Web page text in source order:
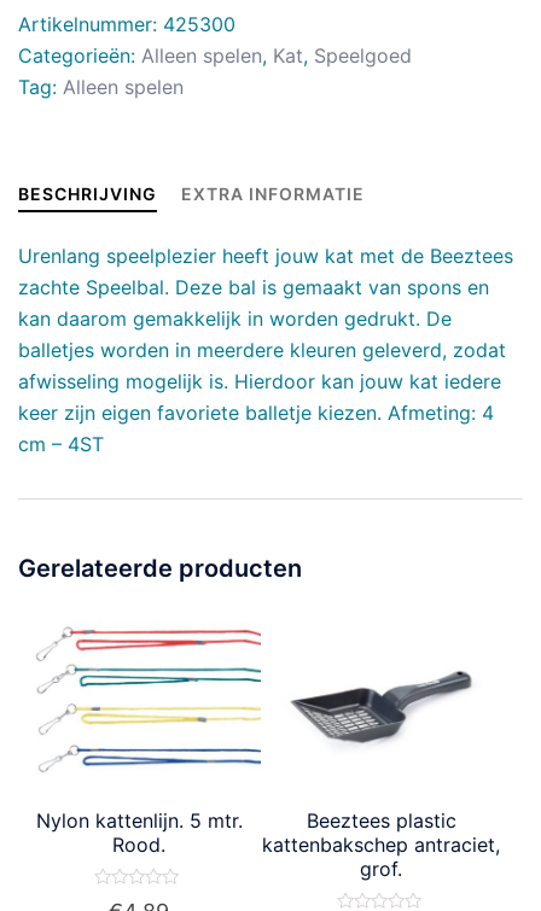
Artikelnummer: 425300
Categorieën: Alleen spelen, Kat, Speelgoed
Tag: Alleen spelen
BESCHRIJVING EXTRA INFORMATIE
Urenlang speelplezier heeft jouw kat met de Beeztees
zachte Speelbal. Deze bal is gemaakt van spons en
kan daarom gemakkelijk in worden gedrukt. De
balletjes worden in meerdere kleuren geleverd, zodat
afwisseling mogelijk is. Hierdoor kan jouw kat iedere
keer zijn eigen favoriete balletje kiezen. Afmeting: 4
cm – 4ST
Gerelateerde producten
Nylon kattenlijn. 5 mtr.
Rood.
Waardering
Beeztees plastic
kattenbakschep antraciet,
grof.